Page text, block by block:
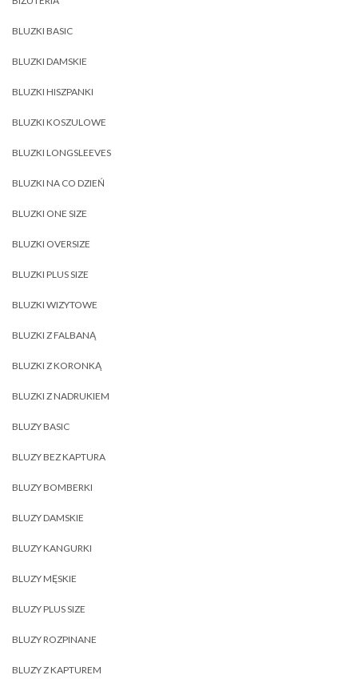
BLUZKI BASIC
BLUZKI DAMSKIE
BLUZKI HISZPANKI
BLUZKI KOSZULOWE
BLUZKI LONGSLEEVES
BLUZKI NA CO DZIEŃ
BLUZKI ONE SIZE
BLUZKI OVERSIZE
BLUZKI PLUS SIZE
BLUZKI WIZYTOWE
BLUZKI Z FALBANĄ
BLUZKI Z KORONKĄ
BLUZKI Z NADRUKIEM
BLUZY BASIC
BLUZY BEZ KAPTURA
BLUZY BOMBERKI
BLUZY DAMSKIE
BLUZY KANGURKI
BLUZY MĘSKIE
BLUZY PLUS SIZE
BLUZY ROZPINANE
BLUZY Z KAPTUREM